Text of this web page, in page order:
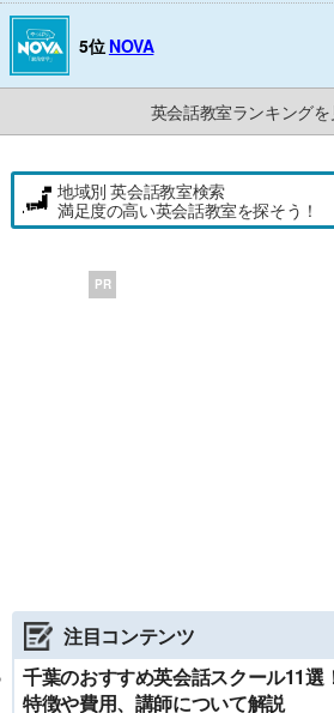
5位 NOVA
英会話教室ランキング
地域別 英会話教室検索
満足度の高い英会話教室を探そう！
PR
注目コンテンツ
千葉のおすすめ英会話スクール11選
特徴や費用、講師について解説